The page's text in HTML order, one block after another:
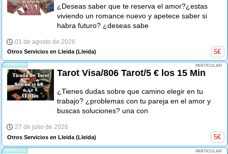
¿Deseas saber que te reserva el amor?¿estas
viviendo un romance nuevo y apetece saber si
habra futuro? ¿deseas sabe
01 de agosto de 2026
Otros Servicios en Lleida (Lleida) 5€
-OFREZCO- PARTICULAR
Tarot Visa/806 Tarot/5 € los 15 Min
¿Tienes dudas sobre que camino elegir en tu
trabajo? ¿problemas con tu pareja en el amor y
buscas soluciones? una con
27 de julio de 2026
Otros Servicios en Lleida (Lleida) 5€
-OFREZCO- PARTICULAR